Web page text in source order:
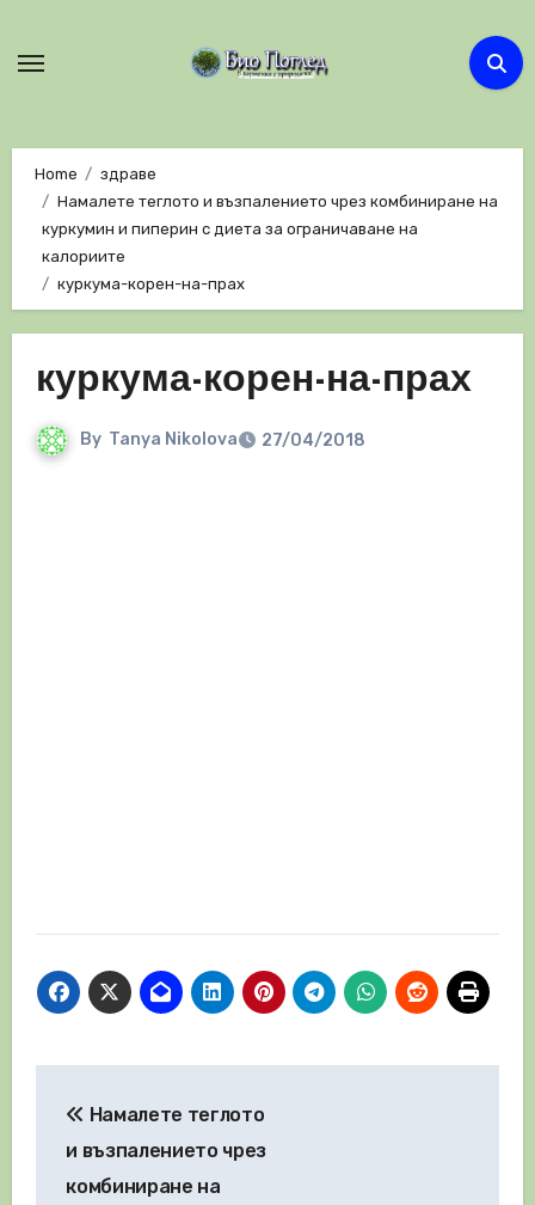
Home
здраве
Намалете теглото и възпалението чрез комбиниране на
куркумин и пиперин с диета за ограничаване на
калориите
куркума-корен-на-прах
куркума-корен-на-прах
By Tanya Nikolova 27/04/2018
Намалете теглото
и възпалението чрез
комбиниране на